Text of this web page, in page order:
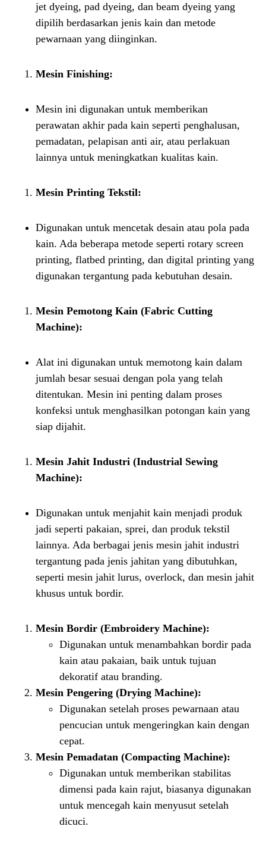
jet dyeing, pad dyeing, dan beam dyeing yang
dipilih berdasarkan jenis kain dan metode
pewarnaan yang diinginkan.
Mesin Finishing:
Mesin ini digunakan untuk memberikan
perawatan akhir pada kain seperti penghalusan,
pemadatan, pelapisan anti air, atau perlakuan
lainnya untuk meningkatkan kualitas kain.
Mesin Printing Tekstil:
Digunakan untuk mencetak desain atau pola pada
kain. Ada beberapa metode seperti rotary screen
printing, flatbed printing, dan digital printing yang
digunakan tergantung pada kebutuhan desain.
Mesin Pemotong Kain (Fabric Cutting
Machine):
Alat ini digunakan untuk memotong kain dalam
jumlah besar sesuai dengan pola yang telah
ditentukan. Mesin ini penting dalam proses
konfeksi untuk menghasilkan potongan kain yang
siap dijahit.
Mesin Jahit Industri (Industrial Sewing
Machine):
Digunakan untuk menjahit kain menjadi produk
jadi seperti pakaian, sprei, dan produk tekstil
lainnya. Ada berbagai jenis mesin jahit industri
tergantung pada jenis jahitan yang dibutuhkan,
seperti mesin jahit lurus, overlock, dan mesin jahit
khusus untuk bordir.
Mesin Bordir (Embroidery Machine):
Digunakan untuk menambahkan bordir pada
kain atau pakaian, baik untuk tujuan
dekoratif atau branding.
Mesin Pengering (Drying Machine):
Digunakan setelah proses pewarnaan atau
pencucian untuk mengeringkan kain dengan
cepat.
Mesin Pemadatan (Compacting Machine):
Digunakan untuk memberikan stabilitas
dimensi pada kain rajut, biasanya digunakan
untuk mencegah kain menyusut setelah
dicuci.